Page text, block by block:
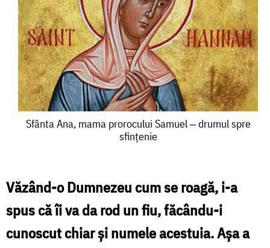
Sfânta
prorocului
Samuel
‒
Sfânta Ana, mama prorocului Samuel ‒ drumul spre
sfințenie
Văzând-o Dumnezeu cum se roagă, i-a
spus că îi va da rod un fiu, făcându-i
cunoscut chiar şi numele acestuia. Aşa a